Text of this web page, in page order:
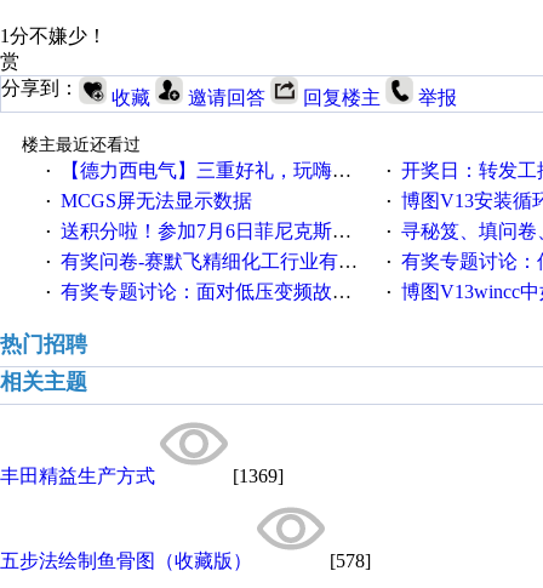
1分不嫌少！
赏
分享到：
收藏 邀请回答 回复楼主 举报
楼主最近还看过
·
【德力西电气】三重好礼，玩嗨夏日！ · 开奖日：转发工控速派
· MCGS屏无法显示数据 · 博图V13安装循环重启
· 送积分啦！参加7月6日菲尼克斯在线研讨会即得 · 寻秘笈、填问卷
· 有奖问卷-赛默飞精细化工行业有奖调查来袭！ · 有奖专题讨论：伺服选择
· 有奖专题讨论：面对低压变频故障，老手是这样解决的！ · 博图V13wincc中如何
热门招聘
相关主题
丰田精益生产方式 [1369]
五步法绘制鱼骨图（收藏版） [578]